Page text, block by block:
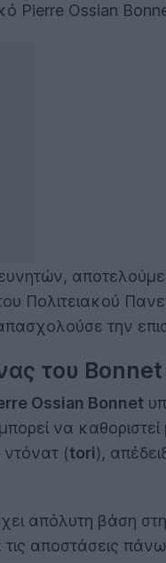
Pierre Ossian
Πολιτειακού
την
του
Ossian Bonnet
να
ντόνατ (tori),
απόλυτη βάση
τις αποστάσεις